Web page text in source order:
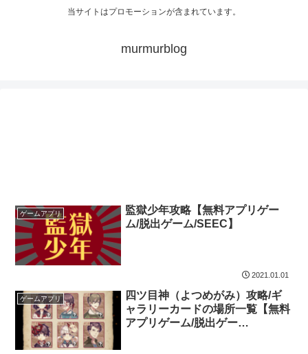
当サイトはプロモーションが含まれています。
murmurblog
ゲームアプリ
監獄少年攻略【無料アプリゲー
ム/脱出ゲーム/SEEC】
2021.01.01
ゲームアプリ
四ツ目神（よつめがみ）攻略/ギ
ャラリーカードの場所一覧【無料
アプリゲーム/脱出ゲー